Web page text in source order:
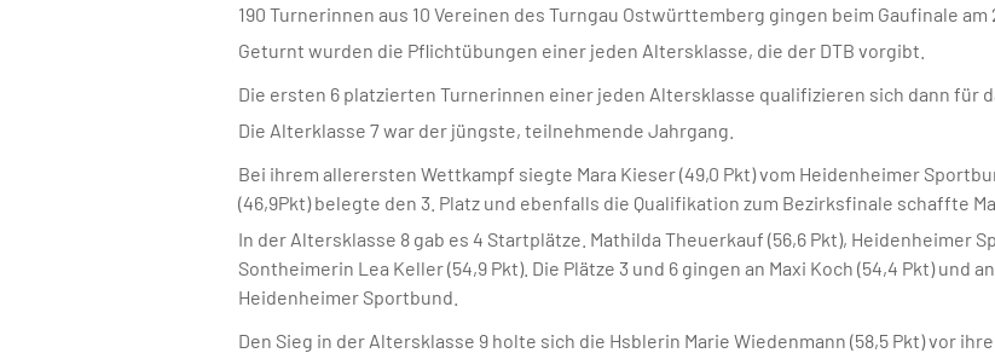
190 Turnerinnen aus 10 Vereinen des Turngau Ostwürttemberg gingen beim Gaufinale am
Geturnt wurden die Pflichtübungen einer jeden Altersklasse, die der DTB vorgibt.
Die ersten 6 platzierten Turnerinnen einer jeden Altersklasse qualifizieren sich dann für
Die Alterklasse 7 war der jüngste, teilnehmende Jahrgang.
Bei ihrem allerersten Wettkampf siegte Mara Kieser (49,0 Pkt) vom Heidenheimer
(46,9Pkt) belegte den 3. Platz und ebenfalls die Qualifikation zum Bezirksfinale schaffte
In der Altersklasse 8 gab es 4 Startplätze. Mathilda Theuerkauf (56,6 Pkt), Heidenheimer
Sontheimerin Lea Keller (54,9 Pkt). Die Plätze 3 und 6 gingen an Maxi Koch (54,4 Pkt) und
Heidenheimer Sportbund.
Den Sieg in der Altersklasse 9 holte sich die Hsblerin Marie Wiedenmann (58,5 Pkt) vor